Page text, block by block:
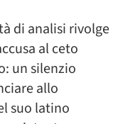
di analisi rivolge
al ceto
un silenzio
allo
suo latino